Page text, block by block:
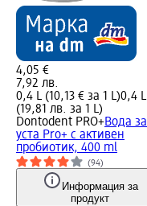
4,05 €
7,92 лв.
0,4 L (10,13 € за 1 L)0,4 L
(19,81 лв. за 1 L)
Dontodent PRO+Вода за
уста Pro+ с активен
пробиотик, 400 ml
(94)
Информация за
продукт